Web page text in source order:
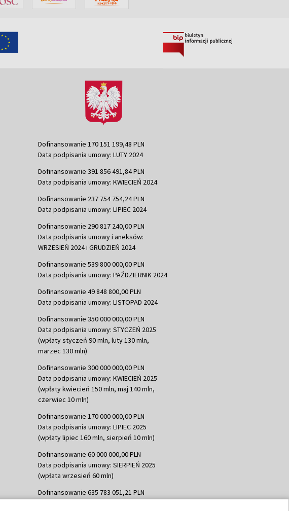
Dofinansowanie 170 151 199,48 PLN
Data podpisania umowy: LUTY 2024
Dofinansowanie 391 856 491,84 PLN
Data podpisania umowy: KWIECIEŃ 2024
Dofinansowanie 237 754 754,24 PLN
Data podpisania umowy: LIPIEC 2024
Dofinansowanie 290 817 240,00 PLN
Data podpisania umowy i aneksów:
WRZESIEŃ 2024 i GRUDZIEŃ 2024
Dofinansowanie 539 800 000,00 PLN
Data podpisania umowy: PAŹDZIERNIK 2024
Dofinansowanie 49 848 800,00 PLN
Data podpisania umowy: LISTOPAD 2024
Dofinansowanie 350 000 000,00 PLN
Data podpisania umowy: STYCZEŃ 2025
(wpłaty styczeń 90 mln, luty 130 mln,
marzec 130 mln)
Dofinansowanie 300 000 000,00 PLN
Data podpisania umowy: KWIECIEŃ 2025
(wpłaty kwiecień 150 mln, maj 140 mln,
czerwiec 10 mln)
Dofinansowanie 170 000 000,00 PLN
Data podpisania umowy: LIPIEC 2025
(wpłaty lipiec 160 mln, sierpień 10 mln)
Dofinansowanie 60 000 000,00 PLN
Data podpisania umowy: SIERPIEŃ 2025
(wpłata wrzesień 60 mln)
Dofinansowanie 635 783 051,21 PLN